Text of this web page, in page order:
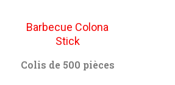
Barbecue Colona
Stick
Colis de 500 pièces